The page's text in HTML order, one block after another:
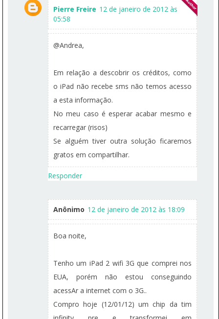
Pierre Freire 12 de janeiro de 2012 às
05:58
@Andrea,
Em relação a descobrir os créditos, como
o iPad não recebe sms não temos acesso
a esta informação.
No meu caso é esperar acabar mesmo e
recarregar (risos)
Se alguém tiver outra solução ficaremos
gratos em compartilhar.
Responder
Anônimo 12 de janeiro de 2012 às 18:09
Boa noite,
Tenho um iPad 2 wifi 3G que comprei nos
EUA, porém não estou conseguindo
acessAr a internet com o 3G..
Compro hoje (12/01/12) um chip da tim